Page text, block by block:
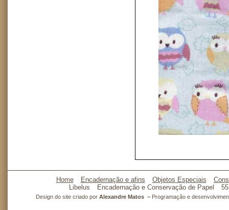
Home Encadernação e afins Objetos Especiais
Libelus
Encadernação e Conservação de Papel
Design do site criado por Alexandre Matos – Programação e